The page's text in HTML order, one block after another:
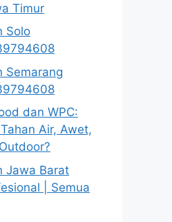
Timur
Solo
Semarang
dan WPC:
Air, Awet,
Jawa Barat
| Semua